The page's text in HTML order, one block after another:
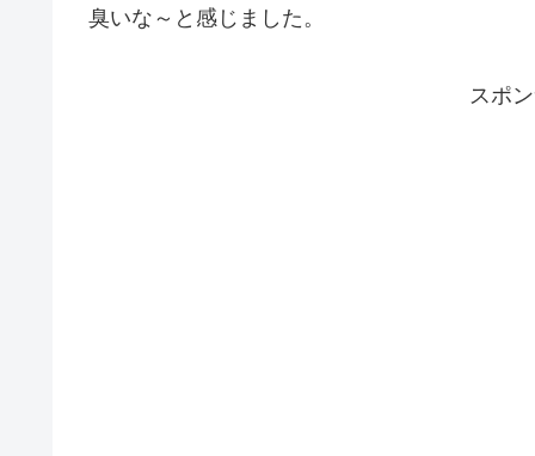
臭いな～と感じました。
スポ